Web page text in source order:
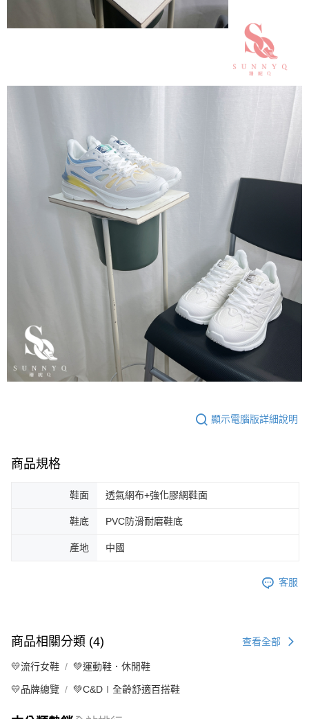
顯示電腦版詳細說明
商品規格
鞋面 透氣網布+強化膠網鞋面
鞋底 PVC防滑耐磨鞋底
產地 中國
客服
商品相關分類 (4) 查看全部
💛流行女鞋 💚運動鞋．休閒鞋
💛品牌總覽 💚C&D∣全齡舒適百搭鞋